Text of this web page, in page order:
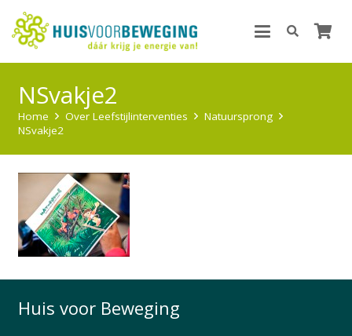
NSvakje2
Home Over Leefstijlinterventies
Natuursprong
NSvakje2
Huis voor Beweging